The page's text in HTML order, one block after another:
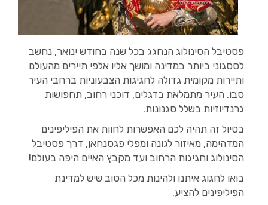
פסטיבל הסינולוג הנחגג בכל שנה בחודש ינואר, נחשב
לססגוני ביותר במדינה ומושך אליו אלפי תיירים מהעולם
ותיירות מקומית גדולה לחגיגות הצבעוניות ברחבי העיר
סבו. העיר מתמלאת בדגלים, דוכני רחוב, תחפושות
גרנדיוזיות בשלל סגנונות.
בטיול זה תהיה לכם האפשרות לחוות את הפיליפינים
המדהימה, מאיזור לגונה ומפלי פגסנחאן, דרך פסטיבל
הסינולוג וחגיגות הרחוב ועד מקבץ האיים היפה בעולם!
בואו לחגוג איתנו ולהינות מכל הטוב שיש למדינת
הפיליפינים להציע.